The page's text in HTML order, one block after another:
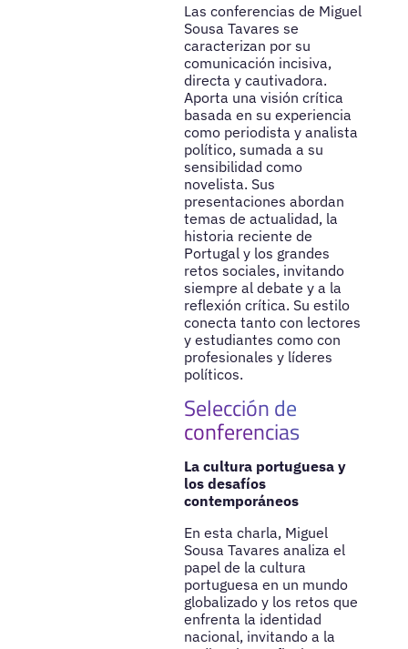
Las conferencias de Miguel
Sousa Tavares se
caracterizan por su
comunicación incisiva,
directa y cautivadora.
Aporta una visión crítica
basada en su experiencia
como periodista y analista
político, sumada a su
sensibilidad como
novelista. Sus
presentaciones abordan
temas de actualidad, la
historia reciente de
Portugal y los grandes
retos sociales, invitando
siempre al debate y a la
reflexión crítica. Su estilo
conecta tanto con lectores
y estudiantes como con
profesionales y líderes
políticos.
Selección de
conferencias
La cultura portuguesa y
los desafíos
contemporáneos
En esta charla, Miguel
Sousa Tavares analiza el
papel de la cultura
portuguesa en un mundo
globalizado y los retos que
enfrenta la identidad
nacional, invitando a la